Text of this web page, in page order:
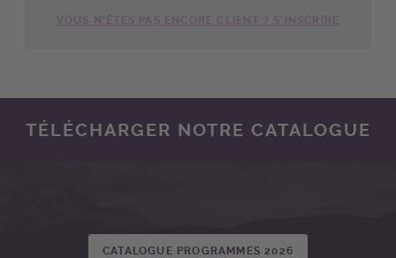
VOUS N'ÊTES PAS ENCORE CLIENT ? S'INSCRIRE
TÉLÉCHARGER NOTRE CATALOGUE
CATALOGUE PROGRAMMES 2026